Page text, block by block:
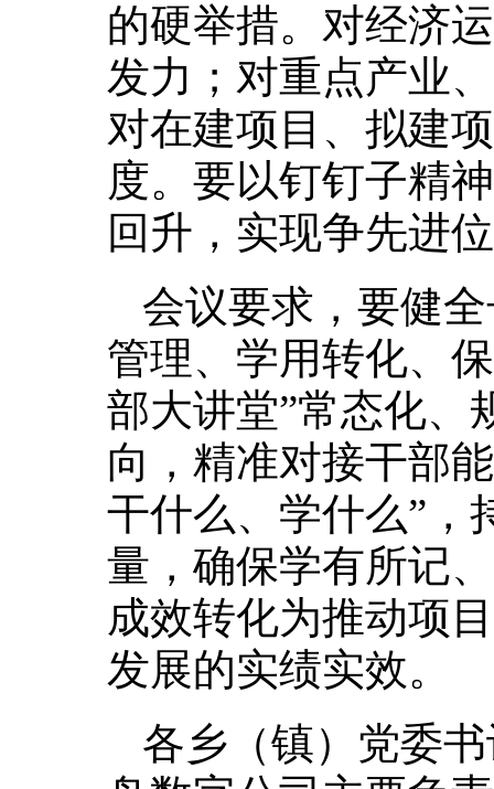
的硬举措。对经济
发力；对重点产业
对在建项目、拟建
度。要以钉钉子精
回升，实现争先进
会议要求，要健
管理、学用转化、
部大讲堂”常态化、
向，精准对接干部
干什么、学什么”，
量，确保学有所记
成效转化为推动项
发展的实绩实效。
各乡（镇）党委